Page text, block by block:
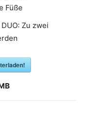
Füße
Zu zwei